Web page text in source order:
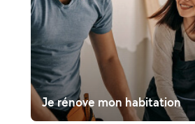
Je rénove mon habitation